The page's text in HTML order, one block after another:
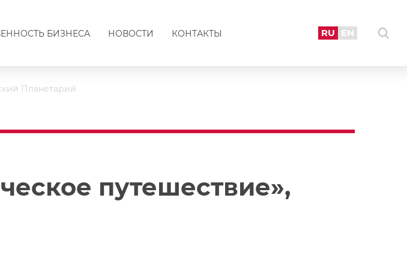
БИЗНЕСА НОВОСТИ КОНТАКТЫ RU EN
Планетарий
путешествие»,